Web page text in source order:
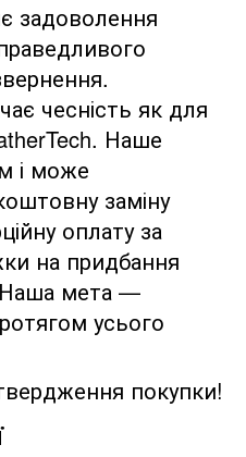
задоволення
чесність як для
Наше
і може
заміну
оплату за
на придбання
Наша мета —
усього
покупки!